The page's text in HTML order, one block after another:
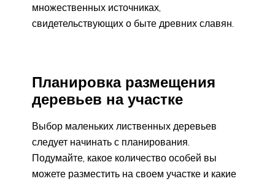
множественных источниках,
свидетельствующих о быте древних славян.
Планировка размещения
деревьев на участке
Выбор маленьких лиственных деревьев
следует начинать с планирования.
Подумайте, какое количество особей вы
можете разместить на своем участке и какие